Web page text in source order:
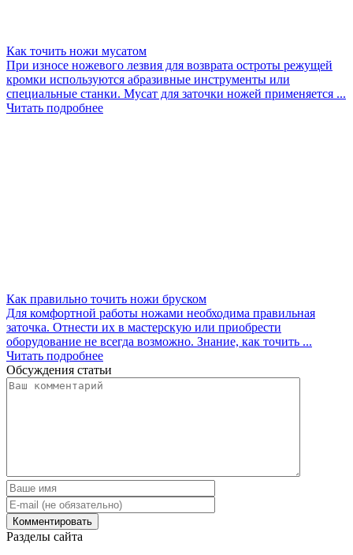
Как точить ножи мусатом
При износе ножевого лезвия для возврата остроты режущей
кромки используются абразивные инструменты или
специальные станки. Мусат для заточки ножей применяется ...
Читать подробнее
Как правильно точить ножи бруском
Для комфортной работы ножами необходима правильная
заточка. Отнести их в мастерскую или приобрести
оборудование не всегда возможно. Знание, как точить ...
Читать подробнее
Обсуждения статьи
Разделы сайта